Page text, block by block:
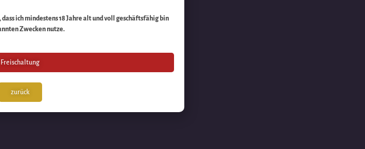
ich mindestens 18 Jahre alt und voll geschäftsfähig bin
Zwecken nutze.
Freischaltung
zurück